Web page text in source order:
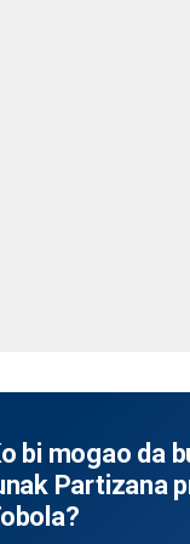
bi mogao da
Partizana